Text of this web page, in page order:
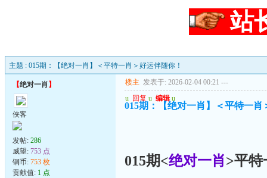
站
主题 : 015期：【绝对一肖】＜平特一肖＞好运伴随你！
【绝对一肖 】
侠客
发帖: 286
威望: 753 点
铜币: 753 枚
贡献值: 1 点
楼主 发表于: 2026-02-04 00:21 ---
u 回复 u 编辑 u
015期：【绝对一肖】＜平特一肖
015期<绝对一肖>平特